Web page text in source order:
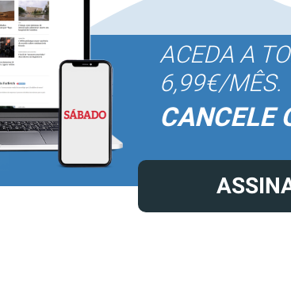
ACEDA A
6,99€/MÊS.
CANCELE